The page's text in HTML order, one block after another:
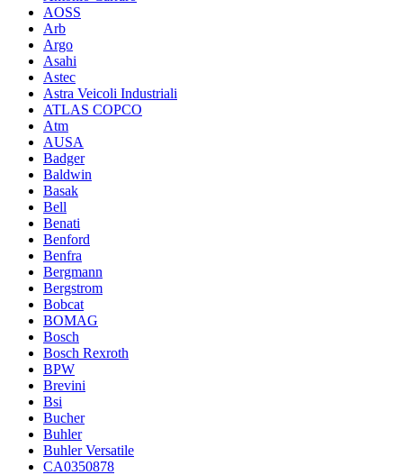
AOSS
Arb
Argo
Asahi
Astec
Astra Veicoli Industriali
ATLAS COPCO
Atm
AUSA
Badger
Baldwin
Basak
Bell
Benati
Benford
Benfra
Bergmann
Bergstrom
Bobcat
BOMAG
Bosch
Bosch Rexroth
BPW
Brevini
Bsi
Bucher
Buhler
Buhler Versatile
CA0350878